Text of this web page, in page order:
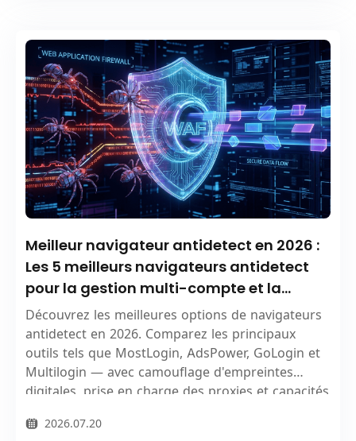
Meilleur navigateur antidetect en 2026 :
Les 5 meilleurs navigateurs antidetect
pour la gestion multi-compte et la
confidentialité en ligne
Découvrez les meilleures options de navigateurs
antidetect en 2026. Comparez les principaux
outils tels que MostLogin, AdsPower, GoLogin et
Multilogin — avec camouflage d'empreintes
digitales, prise en charge des proxies et capacités
votre vie privée.
2026.07.20